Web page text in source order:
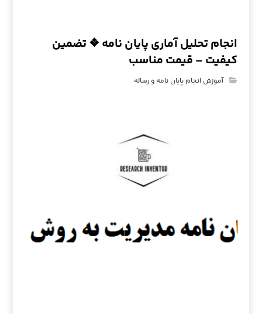
انجام تحلیل آماری پایان نامه ❖ تضمین
کیفیت – قیمت مناسب
آموزش انجام پایان نامه و رساله